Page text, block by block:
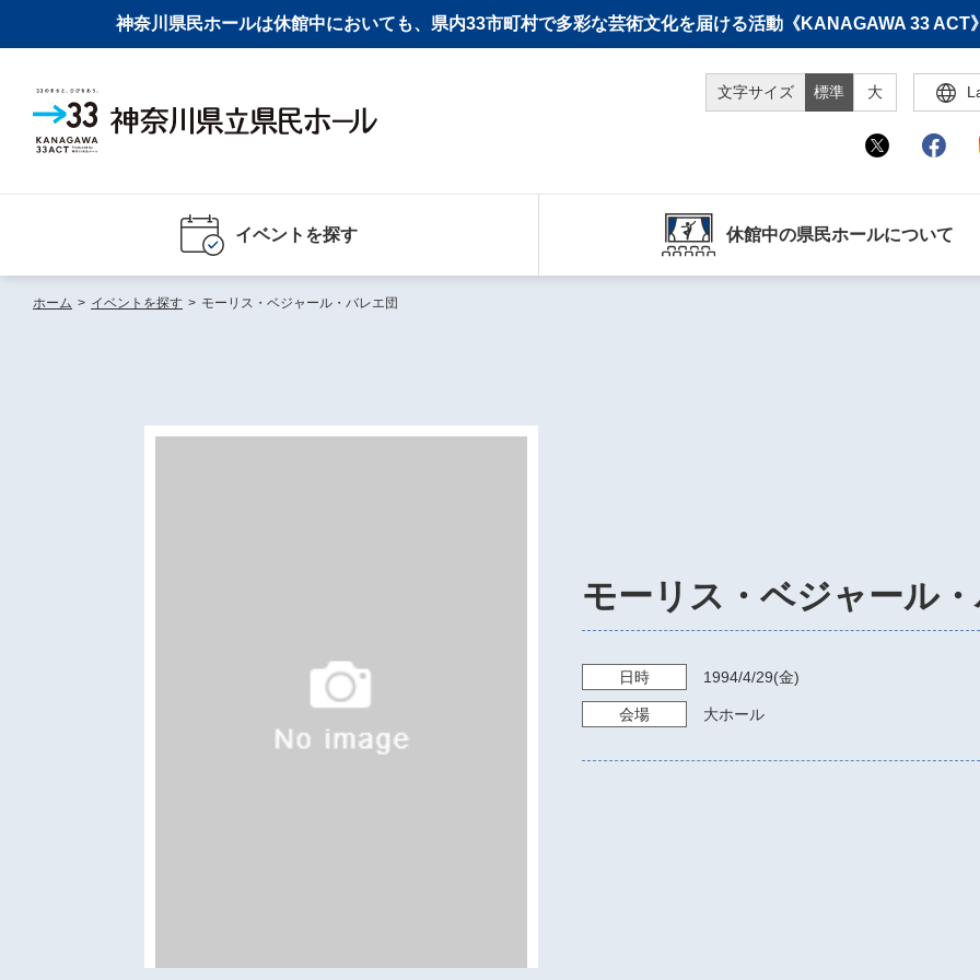
神奈川県民ホールは休館中においても、県内33市町村で多彩な芸術文化を届ける活動《KANAGAWA 33
文字サイズ 標準 大
イベントを探す 休館中の県民ホールについて
ホーム > イベントを探す > モーリス・ベジャール・バレエ団
モーリス・ベジャール
日時 1994/4/29(金)
会場 大ホール